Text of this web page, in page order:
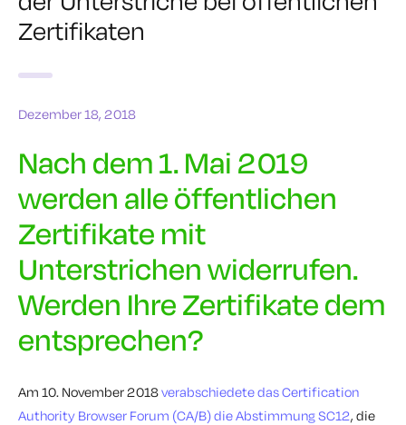
Zertifikaten
Dezember 18, 2018
Nach dem 1. Mai 2019
werden alle öffentlichen
Zertifikate mit
Unterstrichen widerrufen.
Werden Ihre Zertifikate dem
entsprechen?
Am 10. November 2018verabschiedete das Certification
Authority Browser Forum (CA/B) die Abstimmung SC12, die